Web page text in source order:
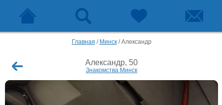
Главная / Минск/Александр
Александр, 50
Знакомства Минск